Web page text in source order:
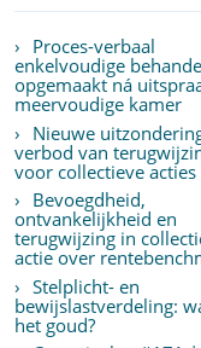
Proces-verbaal
enkelvoudige
opgemaakt ná
meervoudige kamer
Nieuwe
verbod van
voor collectieve acties
Bevoegdheid,
ontvankelijkheid en
terugwijzing in
actie over
Stelplicht- en
bewijslastverdeling:
het goud?